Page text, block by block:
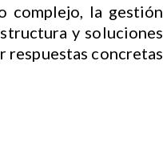
complejo, la gestión
y soluciones
respuestas concretas